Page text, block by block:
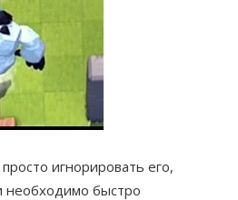
игнорировать его,
необходимо быстро